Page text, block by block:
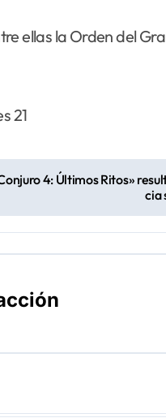
ellas la Orden del
21
4: Últimos Ritos»
cia